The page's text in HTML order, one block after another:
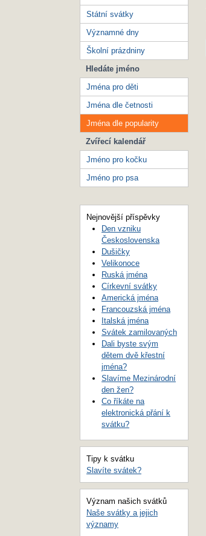
Státní svátky
Významné dny
Školní prázdniny
Hledáte jméno
Jména pro děti
Jména dle četnosti
Jména dle popularity
Zvířecí kalendář
Jméno pro kočku
Jméno pro psa
Nejnovější příspěvky
Den vzniku
Československa
Dušičky
Velikonoce
Ruská jména
Církevní svátky
Americká jména
Francouzská jména
Italská jména
Svátek zamilovaných
Dali byste svým
dětem dvě křestní
jména?
Slavíme Mezinárodní
den žen?
Co říkáte na
elektronická přání k
svátku?
Tipy k svátku
Slavíte svátek?
Význam našich svátků
Naše svátky a jejich
významy